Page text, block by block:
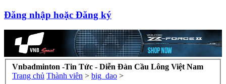
Đăng nhập hoặc Đăng ký
Vnbadminton -Tin Tức - Diễn Đàn Cầu Lông Việt Nam
Trang chủ Thành viên > big_dao >